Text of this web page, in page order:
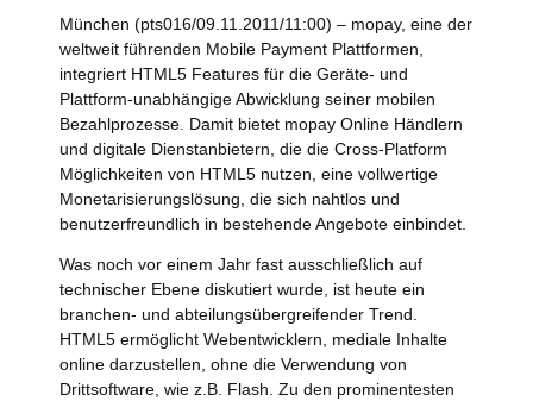
München (pts016/09.11.2011/11:00) – mopay, eine der
weltweit führenden Mobile Payment Plattformen,
integriert HTML5 Features für die Geräte- und
Plattform-unabhängige Abwicklung seiner mobilen
Bezahlprozesse. Damit bietet mopay Online Händlern
und digitale Dienstanbietern, die die Cross-Platform
Möglichkeiten von HTML5 nutzen, eine vollwertige
Monetarisierungslösung, die sich nahtlos und
benutzerfreundlich in bestehende Angebote einbindet.
Was noch vor einem Jahr fast ausschließlich auf
technischer Ebene diskutiert wurde, ist heute ein
branchen- und abteilungsübergreifender Trend.
HTML5 ermöglicht Webentwicklern, mediale Inhalte
online darzustellen, ohne die Verwendung von
Drittsoftware, wie z.B. Flash. Zu den prominentesten